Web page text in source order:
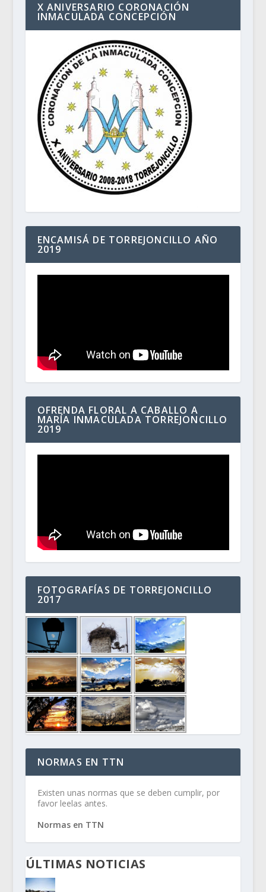
X ANIVERSARIO CORONACIÓN
INMACULADA CONCEPCIÓN
ENCAMISÁ DE TORREJONCILLO AÑO
2019
OFRENDA FLORAL A CABALLO A
MARÍA INMACULADA TORREJONCILLO
2019
FOTOGRAFÍAS DE TORREJONCILLO
2017
NORMAS EN TTN
Existen unas normas que se deben cumplir, por
favor leelas antes.
Normas en TTN
ÚLTIMAS NOTICIAS